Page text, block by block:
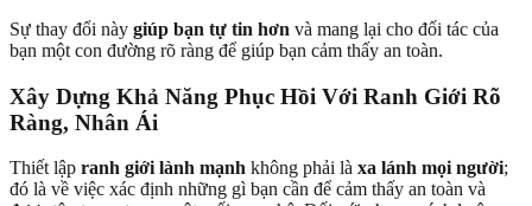
Sự thay đổi này giúp bạn tự tin hơn và mang lại cho đối tác của
bạn một con đường rõ ràng để giúp bạn cảm thấy an toàn.
Xây Dựng Khả Năng Phục Hồi Với Ranh Giới Rõ
Ràng, Nhân Ái
Thiết lập ranh giới lành mạnh không phải là xa lánh mọi người;
đó là về việc xác định những gì bạn cần để cảm thấy an toàn và